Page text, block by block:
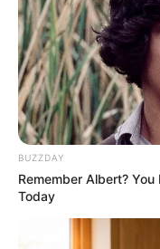
BUZZDAY
Remember Albert?
Today